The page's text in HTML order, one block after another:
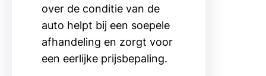
over de conditie van de
auto helpt bij een soepele
afhandeling en zorgt voor
een eerlijke prijsbepaling.